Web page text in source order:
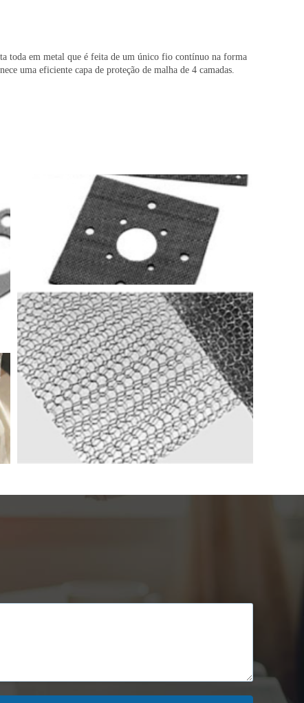
toda em metal que é feita de um único fio contínuo na forma
uma eficiente capa de proteção de malha de 4 camadas.